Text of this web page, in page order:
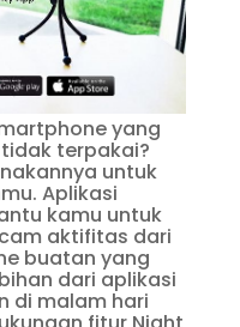
yang
terpakai?
untuk
Aplikasi
kamu untuk
aktifitas dari
buatan yang
dari aplikasi
di malam hari